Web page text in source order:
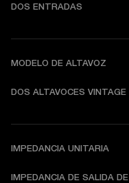
DOS ENTRADAS
MODELO DE ALTAVOZ
DOS ALTAVOCES
IMPEDANCIA UNITARIA
IMPEDANCIA DE SALIDA